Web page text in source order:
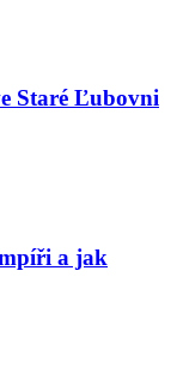
Staré Ľubovni
a jak